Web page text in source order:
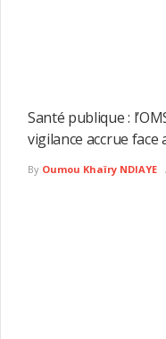
Santé publique :
vigilance accrue
By Oumou Khaïry NDIAYE